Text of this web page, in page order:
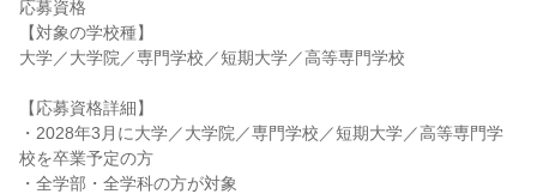
応募資格
【対象の学校種】
大学／大学院／専門学校／短期大学／高等専門学校
【応募資格詳細】
・2028年3月に大学／大学院／専門学校／短期大学／高等専門学
校を卒業予定の方
・全学部・全学科の方が対象